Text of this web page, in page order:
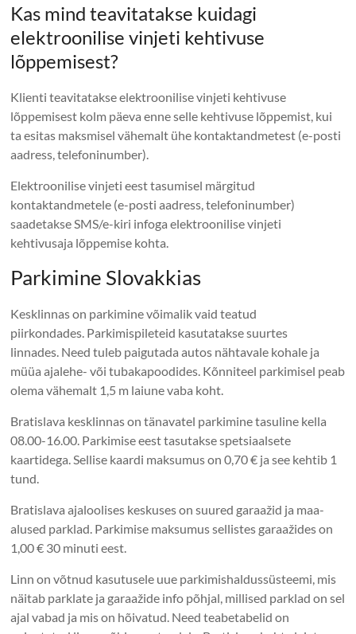
Kas mind teavitatakse kuidagi
elektroonilise vinjeti kehtivuse
lõppemisest?
Klienti teavitatakse elektroonilise vinjeti kehtivuse
lõppemisest kolm päeva enne selle kehtivuse lõppemist, kui
ta esitas maksmisel vähemalt ühe kontaktandmetest (e-posti
aadress, telefoninumber).
Elektroonilise vinjeti eest tasumisel märgitud
kontaktandmetele (e-posti aadress, telefoninumber)
saadetakse SMS/e-kiri infoga elektroonilise vinjeti
kehtivusaja lõppemise kohta.
Parkimine Slovakkias
Kesklinnas on parkimine võimalik vaid teatud
piirkondades. Parkimispileteid kasutatakse suurtes
linnades. Need tuleb paigutada autos nähtavale kohale ja
müüa ajalehe- või tubakapoodides. Kõnniteel parkimisel peab
olema vähemalt 1,5 m laiune vaba koht.
Bratislava kesklinnas on tänavatel parkimine tasuline kella
08.00-16.00. Parkimise eest tasutakse spetsiaalsete
kaartidega. Sellise kaardi maksumus on 0,70 € ja see kehtib 1
tund.
Bratislava ajaloolises keskuses on suured garaažid ja maa-
alused parklad. Parkimise maksumus sellistes garaažides on
1,00 € 30 minuti eest.
Linn on võtnud kasutusele uue parkimishaldussüsteemi, mis
näitab parklate ja garaažide info põhjal, millised parklad on sel
ajal vabad ja mis on hõivatud. Need teabetabelid on